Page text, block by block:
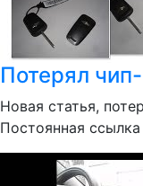
Потерял
Новая статья,
Постоянная